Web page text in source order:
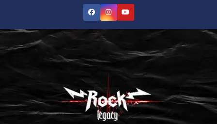
contenido